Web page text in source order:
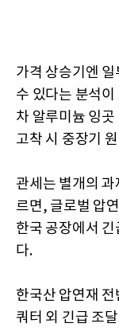
가격 상승기엔
수 있다는 분석
차 알루미늄 잉
고착 시 중장기
관세는 별개의
르면, 글로벌 압
한국 공장에서
다.
한국산 압연재
쿼터 외 긴급 조